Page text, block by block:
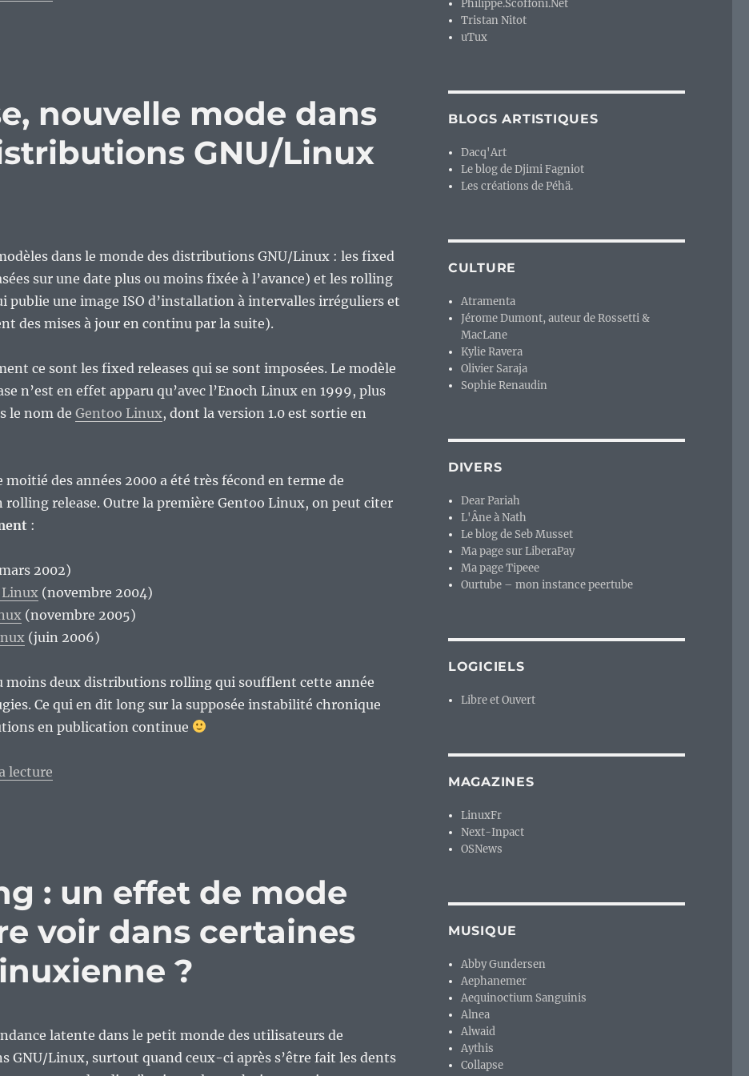
nouvelle mode dans
GNU/Linux
dans le monde des distributions GNU/Linux : les fixed
sur une date plus ou moins fixée à l’avance) et les rolling
publie une image ISO d’installation à intervalles irréguliers et
des mises à jour en continu par la suite).
ce sont les fixed releases qui se sont imposées. Le modèle
n’est en effet apparu qu’avec l’Enoch Linux en 1999, plus
le nom de Gentoo Linux, dont la version 1.0 est sortie en
moitié des années 2000 a été très fécond en terme de
release. Outre la première Gentoo Linux, on peut citer
:
2002)
Linux(novembre 2004)
(novembre 2005)
(juin 2006)
moins deux distributions rolling qui soufflent cette année
Ce qui en dit long sur la supposée instabilité chronique
en publication continue
lecturede « La rolling release, nouvelle mode dans le monde des distributions GNU/Linux ? »
: un effet de mode
voir dans certaines
?
latente dans le petit monde des utilisateurs de
GNU/Linux, surtout quand ceux-ci après s’être fait les dents
Philippe.Scoffoni.Net
Tristan Nitot
uTux
BLOGS ARTISTIQUES
Dacq'Art
Le blog de Djimi Fagniot
Les créations de Péhä.
CULTURE
Atramenta
Jérome Dumont, auteur de Rossetti &
MacLane
Kylie Ravera
Olivier Saraja
Sophie Renaudin
DIVERS
Dear Pariah
L'Âne à Nath
Le blog de Seb Musset
Ma page sur LiberaPay
Ma page Tipeee
Ourtube – mon instance peertube
LOGICIELS
Libre et Ouvert
MAGAZINES
LinuxFr
Next-Inpact
OSNews
MUSIQUE
Abby Gundersen
Aephanemer
Aequinoctium Sanguinis
Alnea
Alwaid
Aythis
Collapse